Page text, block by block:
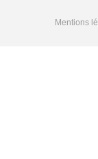
Mentions